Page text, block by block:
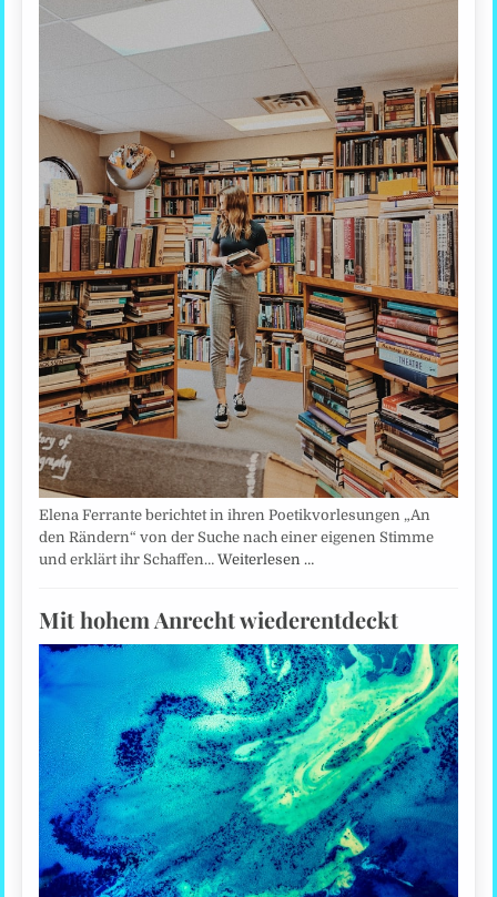
Elena Ferrante berichtet in ihren Poetikvorlesungen „An
den Rändern“ von der Suche nach einer eigenen Stimme
und erklärt ihr Schaffen…Weiterlesen …
Mit hohem Anrecht wiederentdeckt